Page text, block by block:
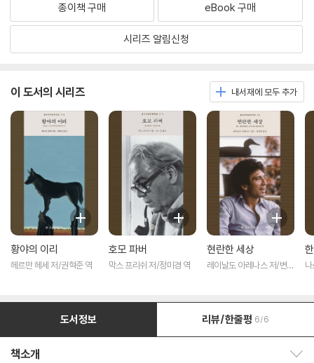
종이책 구매 eBook 구매
시리즈 알림신청
이 도서의 시리즈 내서재에 모두 추가
황야의 이리
헤르만 헤세 저/권혁준 역
호모 파버
막스 프리쉬 저/정미경 역
현란한 세상
레이날도 아레나스 저/변선
도서정보 리뷰/한줄평 6/6
책소개